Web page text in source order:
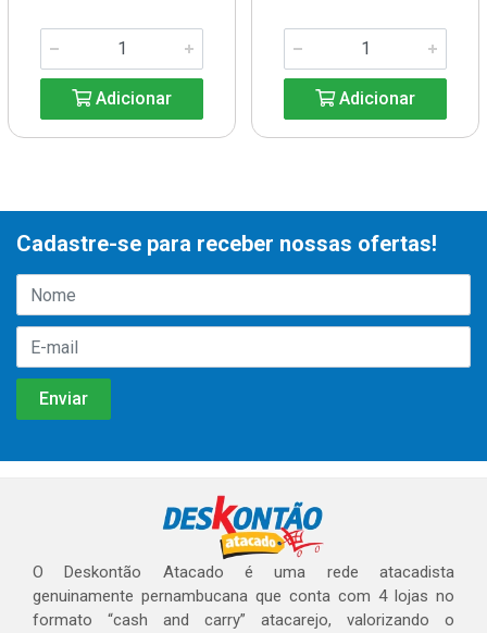
Adicionar Adicionar
Cadastre-se para receber nossas ofertas!
O Deskontão Atacado é uma rede atacadista
genuinamente pernambucana que conta com 4 lojas no
formato “cash and carry” atacarejo, valorizando o